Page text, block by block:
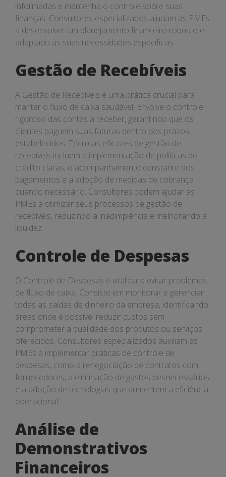
informadas e mantenha o controle sobre suas
finanças. Consultores especializados ajudam as PMEs
a desenvolver um planejamento financeiro robusto e
adaptado às suas necessidades específicas.
Gestão de Recebíveis
A Gestão de Recebíveis é uma prática crucial para
manter o fluxo de caixa saudável. Envolve o controle
rigoroso das contas a receber, garantindo que os
clientes paguem suas faturas dentro dos prazos
estabelecidos. Técnicas eficazes de gestão de
recebíveis incluem a implementação de políticas de
crédito claras, o acompanhamento constante dos
pagamentos e a adoção de medidas de cobrança
quando necessário. Consultores podem ajudar as
PMEs a otimizar seus processos de gestão de
recebíveis, reduzindo a inadimplência e melhorando a
liquidez.
Controle de Despesas
O Controle de Despesas é vital para evitar problemas
de fluxo de caixa. Consiste em monitorar e gerenciar
todas as saídas de dinheiro da empresa, identificando
áreas onde é possível reduzir custos sem
comprometer a qualidade dos produtos ou serviços
oferecidos. Consultores especializados auxiliam as
PMEs a implementar práticas de controle de
despesas, como a renegociação de contratos com
fornecedores, a eliminação de gastos desnecessários
e a adoção de tecnologias que aumentem a eficiência
operacional.
Análise de
Demonstrativos
Financeiros